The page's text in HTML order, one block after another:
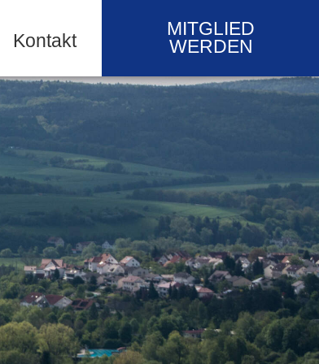
Kontakt
MITGLIED
WERDEN